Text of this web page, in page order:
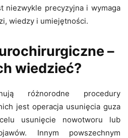
niezwykle precyzyjna i wymaga
wiedzy i umiejętności.
–
wiedzieć?
różnorodne procedury
jest operacja usunięcia guza
usunięcie nowotworu lub
Innym powszechnym